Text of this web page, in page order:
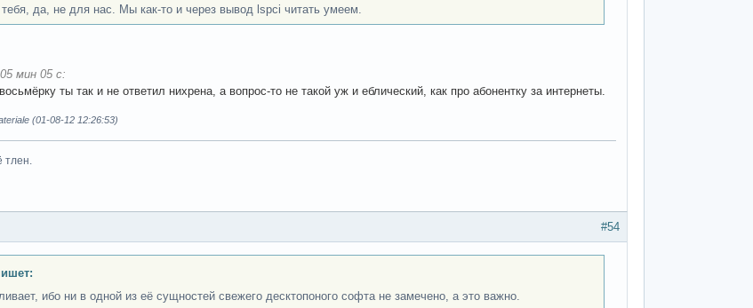
да, не для нас. Мы как-то и через вывод lspci читать умеем.
мин 05 с:
ты так и не ответил нихрена, а вопрос-то не такой уж и еблический, как про абонентку за интернеты.
(01-08-12 12:26:53)
тлен.
#54
ибо ни в одной из её сущностей свежего десктопоного софта не замечено, а это важно.